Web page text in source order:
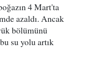
4 Mart'ta
azaldı. Ancak
bölümünü
su yolu artık